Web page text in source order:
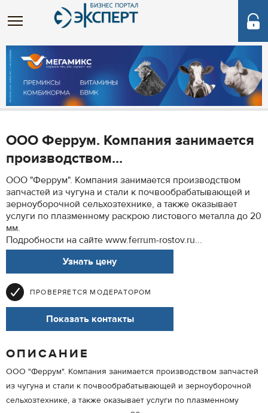
ООО Феррум. Компания занимается
производством...
ООО "Феррум". Компания занимается производством
запчастей из чугуна и стали к почвообрабатывающей и
зерноуборочной сельхозтехнике, а также оказывает
услуги по плазменному раскрою листового металла до 20
мм.
Подробности на сайте www.ferrum-rostov.ru...
Узнать цену
ПРОВЕРЯЕТСЯ МОДЕРАТОРОМ
Показать контакты
ОПИСАНИЕ
ООО "Феррум". Компания занимается производством запчастей
из чугуна и стали к почвообрабатывающей и зерноуборочной
сельхозтехнике, а также оказывает услуги по плазменному